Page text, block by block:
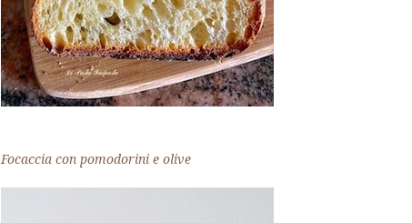
Focaccia con pomodorini e olive